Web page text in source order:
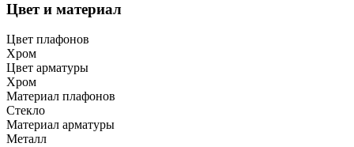
Цвет и материал
Цвет плафонов
Хром
Цвет арматуры
Хром
Материал плафонов
Стекло
Материал арматуры
Металл